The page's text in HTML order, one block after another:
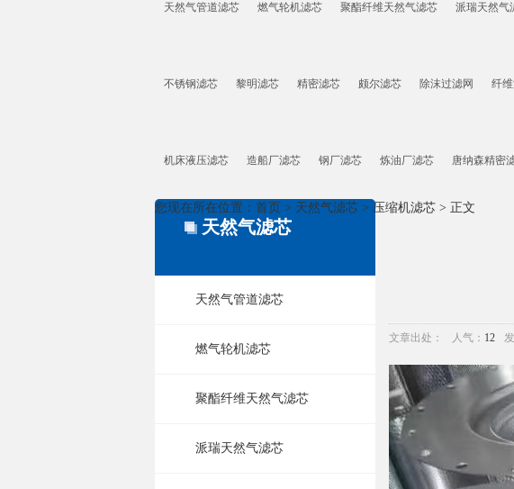
天然气管道滤芯 燃气轮机滤芯 聚酯纤维天然气滤芯 派瑞天然气
不锈钢滤芯 黎明滤芯 精密滤芯 颇尔滤芯 除沫过滤网 纤
机床液压滤芯 造船厂滤芯 钢厂滤芯 炼油厂滤芯 唐纳森精密
您现在所在位置： 首页 > 天然气滤芯 > 压缩机滤芯 > 正文
天然气滤芯
天然气管道滤芯
燃气轮机滤芯
聚酯纤维天然气滤芯
派瑞天然气滤芯
文章出处： 人气： 12